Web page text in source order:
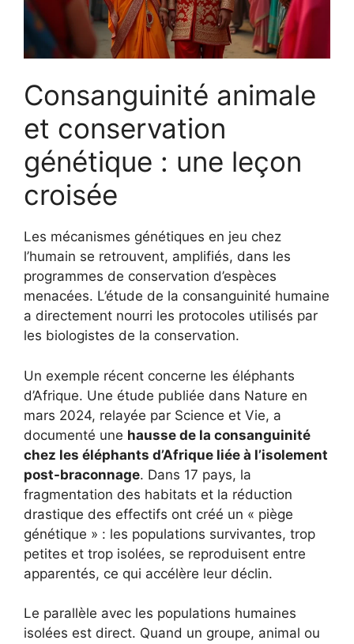
Consanguinité animale
et conservation
génétique : une leçon
croisée
Les mécanismes génétiques en jeu chez
l’humain se retrouvent, amplifiés, dans les
programmes de conservation d’espèces
menacées. L’étude de la consanguinité humaine
a directement nourri les protocoles utilisés par
les biologistes de la conservation.
Un exemple récent concerne les éléphants
d’Afrique. Une étude publiée dans Nature en
mars 2024, relayée par Science et Vie, a
documenté une hausse de la consanguinité
chez les éléphants d’Afrique liée à l’isolement
post-braconnage. Dans 17 pays, la
fragmentation des habitats et la réduction
drastique des effectifs ont créé un « piège
génétique » : les populations survivantes, trop
petites et trop isolées, se reproduisent entre
apparentés, ce qui accélère leur déclin.
Le parallèle avec les populations humaines
isolées est direct. Quand un groupe, animal ou